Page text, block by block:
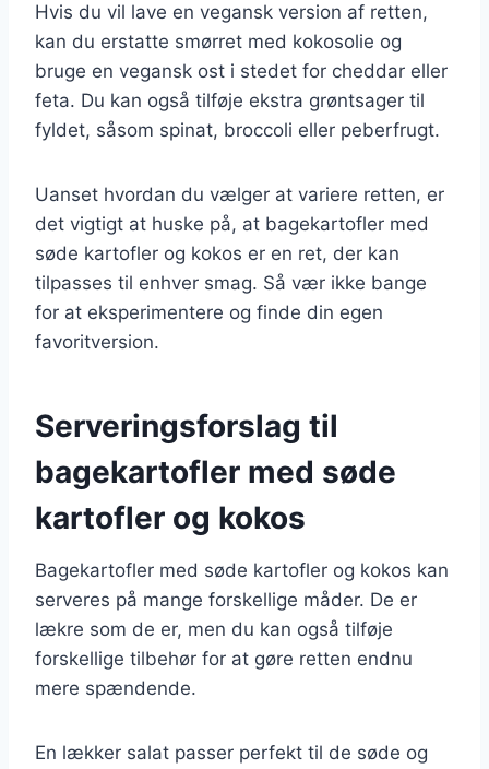
Hvis du vil lave en vegansk version af retten,
kan du erstatte smørret med kokosolie og
bruge en vegansk ost i stedet for cheddar eller
feta. Du kan også tilføje ekstra grøntsager til
fyldet, såsom spinat, broccoli eller peberfrugt.
Uanset hvordan du vælger at variere retten, er
det vigtigt at huske på, at bagekartofler med
søde kartofler og kokos er en ret, der kan
tilpasses til enhver smag. Så vær ikke bange
for at eksperimentere og finde din egen
favoritversion.
Serveringsforslag til
bagekartofler med søde
kartofler og kokos
Bagekartofler med søde kartofler og kokos kan
serveres på mange forskellige måder. De er
lækre som de er, men du kan også tilføje
forskellige tilbehør for at gøre retten endnu
mere spændende.
En lækker salat passer perfekt til de søde og